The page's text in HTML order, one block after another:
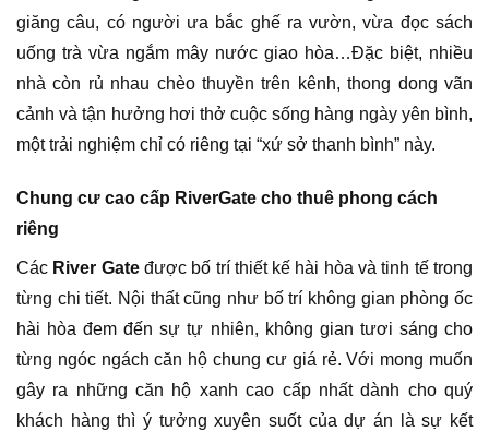
giăng câu, có người ưa bắc ghế ra vườn, vừa đọc sách
uống trà vừa ngắm mây nước giao hòa…Đặc biệt, nhiều
nhà còn rủ nhau chèo thuyền trên kênh, thong dong vãn
cảnh và tận hưởng hơi thở cuộc sống hàng ngày yên bình,
một trải nghiệm chỉ có riêng tại “xứ sở thanh bình” này.
Chung cư cao cấp RiverGate cho thuê phong cách
riêng
Các River Gateđược bố trí thiết kế hài hòa và tinh tế trong
từng chi tiết. Nội thất cũng như bố trí không gian phòng ốc
hài hòa đem đến sự tự nhiên, không gian tươi sáng cho
từng ngóc ngách căn hộ chung cư giá rẻ. Với mong muốn
gây ra những căn hộ xanh cao cấp nhất dành cho quý
khách hàng thì ý tưởng xuyên suốt của dự án là sự kết